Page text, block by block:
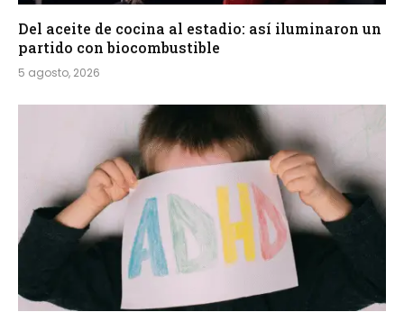
Del aceite de cocina al estadio: así iluminaron un
partido con biocombustible
5 agosto, 2026